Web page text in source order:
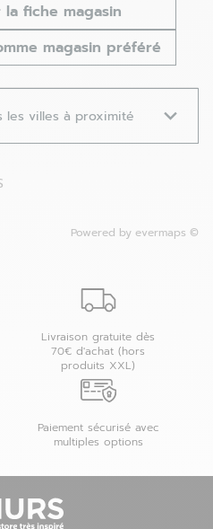
la fiche magasin
magasin préféré
les villes à proximité
Powered by evermaps ©
Livraison gratuite dès
70€ d'achat (hors
produits XXL)
Paiement sécurisé avec
multiples options